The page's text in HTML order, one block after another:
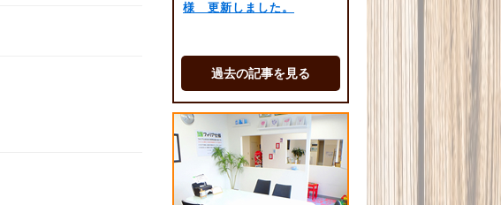
過去の記事を見る